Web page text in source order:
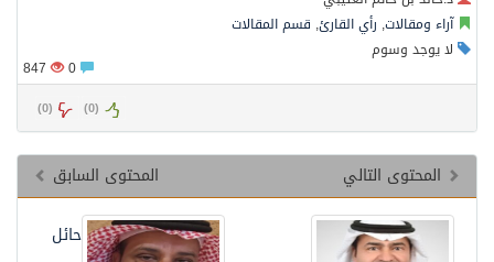
آراء ومقالات, رأي القارئ, قسم المقالات
لا يوجد وسوم
847
(
0
) (
0
)
المحتوى السابق
المحتوى التالي
حائل